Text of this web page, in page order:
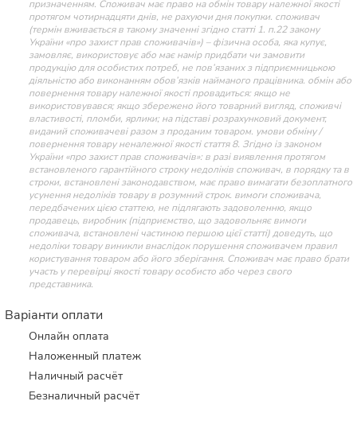
призначенням. Споживач має право на обмін товару належної якості
протягом чотирнадцяти днів, не рахуючи дня покупки. споживач
(термін вживається в такому значенні згідно статті 1. п.22 закону
України «про захист прав споживачів») – фізична особа, яка купує,
замовляє, використовує або має намір придбати чи замовити
продукцію для особистих потреб, не пов’язаних з підприємницькою
діяльністю або виконанням обов’язків найманого працівника. обмін або
повернення товару належної якості провадиться: якщо не
використовувався; якщо збережено його товарний вигляд, споживчі
властивості, пломби, ярлики; на підставі розрахунковий документ,
виданий споживачеві разом з проданим товаром. умови обміну /
повернення товару неналежної якості стаття 8. Згідно із законом
України «про захист прав споживачів»: в разі виявлення протягом
встановленого гарантійного строку недоліків споживач, в порядку та в
строки, встановлені законодавством, має право вимагати безоплатного
усунення недоліків товару в розумний строк. вимоги споживача,
передбачених цією статтею, не підлягають задоволенню, якщо
продавець, виробник (підприємство, що задовольняє вимоги
споживача, встановлені частиною першою цієї статті) доведуть, що
недоліки товару виникли внаслідок порушення споживачем правил
користування товаром або його зберігання. Споживач має право брати
участь у перевірці якості товару особисто або через свого
представника.
Варіанти оплати
Онлайн оплата
Наложенный платеж
Наличный расчёт
Безналичный расчёт